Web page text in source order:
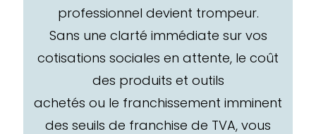
professionnel devient trompeur.
Sans une clarté immédiate sur vos
cotisations sociales en attente, le coût
des produits et outils
achetés ou le franchissement imminent
des seuils de franchise de TVA, vous